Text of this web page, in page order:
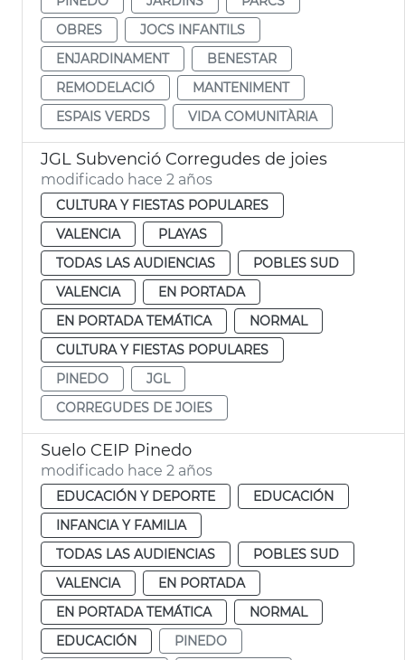
OBRES
JOCS INFANTILS
ENJARDINAMENT
BENESTAR
REMODELACIÓ
MANTENIMENT
ESPAIS VERDS
VIDA COMUNITÀRIA
JGL Subvenció Corregudes de joies
modificado hace 2 años
CULTURA Y FIESTAS POPULARES
VALENCIA
PLAYAS
TODAS LAS AUDIENCIAS
POBLES SUD
VALENCIA
EN PORTADA
EN PORTADA TEMÁTICA
NORMAL
CULTURA Y FIESTAS POPULARES
PINEDO
JGL
CORREGUDES DE JOIES
Suelo CEIP Pinedo
modificado hace 2 años
EDUCACIÓN Y DEPORTE
EDUCACIÓN
INFANCIA Y FAMILIA
TODAS LAS AUDIENCIAS
POBLES SUD
VALENCIA
EN PORTADA
EN PORTADA TEMÁTICA
NORMAL
EDUCACIÓN
PINEDO